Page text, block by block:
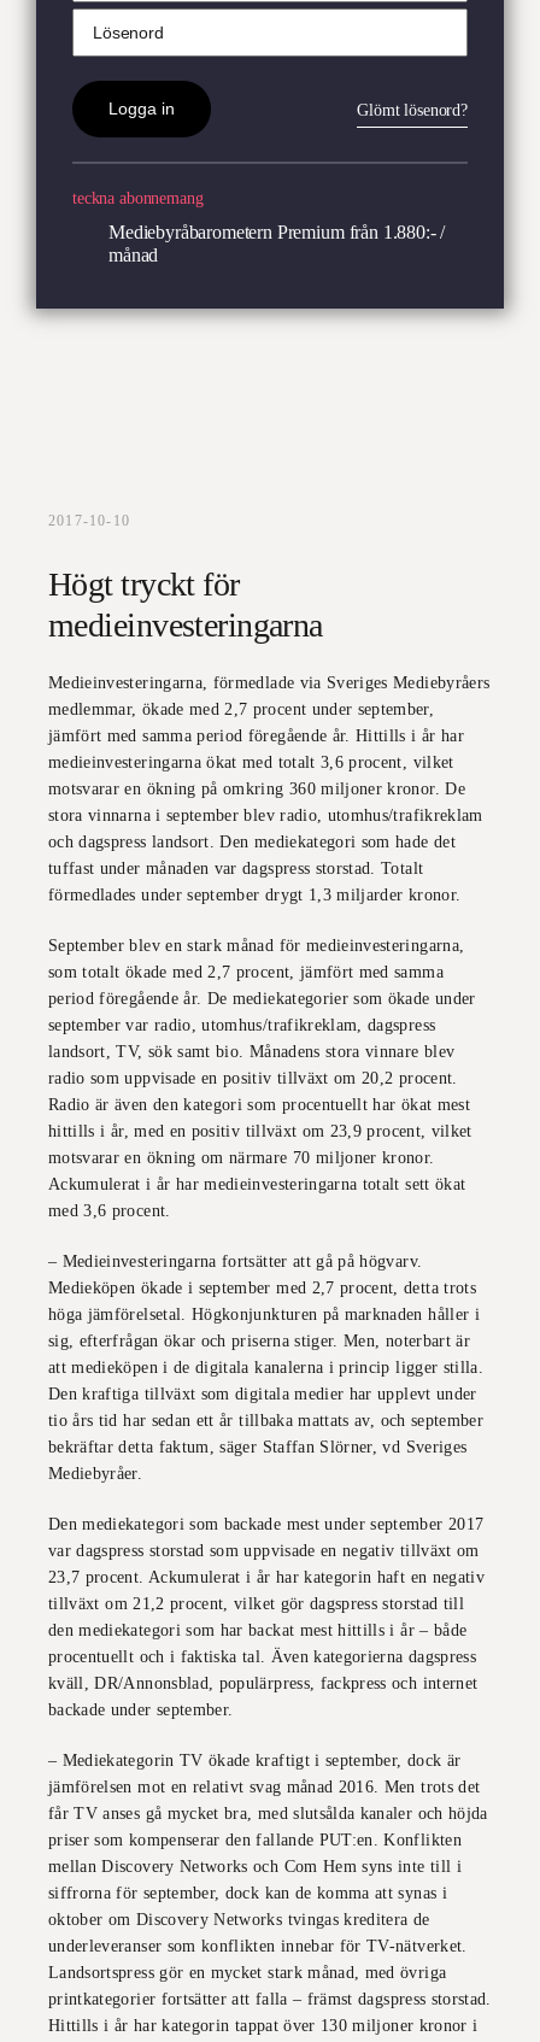
Glömt lösenord?
teckna abonnemang
Mediebyråbarometern Premiumfrån 1.880:- /
månad
2017-10-10
Högt tryckt för
medieinvesteringarna
Medieinvesteringarna, förmedlade via Sveriges Mediebyråers
medlemmar, ökade med 2,7 procent under september,
jämfört med samma period föregående år. Hittills i år har
medieinvesteringarna ökat med totalt 3,6 procent, vilket
motsvarar en ökning på omkring 360 miljoner kronor. De
stora vinnarna i september blev radio, utomhus/trafikreklam
och dagspress landsort. Den mediekategori som hade det
tuffast under månaden var dagspress storstad. Totalt
förmedlades under september drygt 1,3 miljarder kronor.
September blev en stark månad för medieinvesteringarna,
som totalt ökade med 2,7 procent, jämfört med samma
period föregående år. De mediekategorier som ökade under
september var radio, utomhus/trafikreklam, dagspress
landsort, TV, sök samt bio. Månadens stora vinnare blev
radio som uppvisade en positiv tillväxt om 20,2 procent.
Radio är även den kategori som procentuellt har ökat mest
hittills i år, med en positiv tillväxt om 23,9 procent, vilket
motsvarar en ökning om närmare 70 miljoner kronor.
Ackumulerat i år har medieinvesteringarna totalt sett ökat
med 3,6 procent.
– Medieinvesteringarna fortsätter att gå på högvarv.
Medieköpen ökade i september med 2,7 procent, detta trots
höga jämförelsetal. Högkonjunkturen på marknaden håller i
sig, efterfrågan ökar och priserna stiger. Men, noterbart är
att medieköpen i de digitala kanalerna i princip ligger stilla.
Den kraftiga tillväxt som digitala medier har upplevt under
tio års tid har sedan ett år tillbaka mattats av, och september
bekräftar detta faktum, säger Staffan Slörner, vd Sveriges
Mediebyråer.
Den mediekategori som backade mest under september 2017
var dagspress storstad som uppvisade en negativ tillväxt om
23,7 procent. Ackumulerat i år har kategorin haft en negativ
tillväxt om 21,2 procent, vilket gör dagspress storstad till
den mediekategori som har backat mest hittills i år – både
procentuellt och i faktiska tal. Även kategorierna dagspress
kväll, DR/Annonsblad, populärpress, fackpress och internet
backade under september.
– Mediekategorin TV ökade kraftigt i september, dock är
jämförelsen mot en relativt svag månad 2016. Men trots det
får TV anses gå mycket bra, med slutsålda kanaler och höjda
priser som kompenserar den fallande PUT:en. Konflikten
mellan Discovery Networks och Com Hem syns inte till i
siffrorna för september, dock kan de komma att synas i
oktober om Discovery Networks tvingas kreditera de
underleveranser som konflikten innebar för TV-nätverket.
Landsortspress gör en mycket stark månad, med övriga
printkategorier fortsätter att falla – främst dagspress storstad.
Hittills i år har kategorin tappat över 130 miljoner kronor i